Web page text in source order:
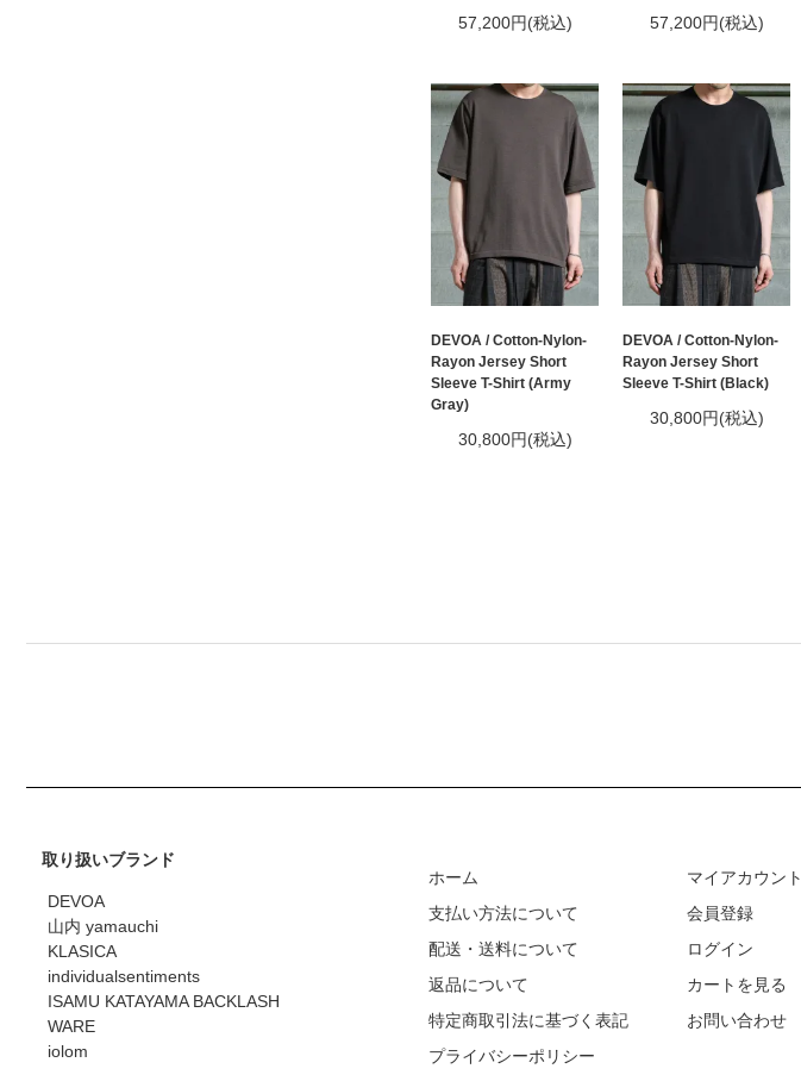
57,200円(税込) 57,200円(税込)
DEVOA / Cotton-Nylon-
Rayon Jersey Short
Sleeve T-Shirt (Army
Gray)
30,800円(税込)
DEVOA / Cotton-Nylon-
Rayon Jersey Short
Sleeve T-Shirt (Black)
30,800円(税込)
取り扱いブランド
DEVOA
山内 yamauchi
KLASICA
individualsentiments
ISAMU KATAYAMA BACKLASH
WARE
iolom
ホーム
支払い方法について
配送・送料について
返品について
特定商取引法に基づく表記
プライバシーポリシー
マイアカウント
会員登録
ログイン
カートを見る
お問い合わせ